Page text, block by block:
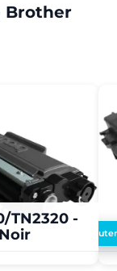
Brother
TN2320 -
Noir
€